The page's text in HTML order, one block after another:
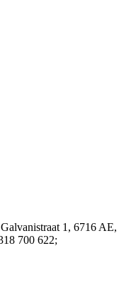
1 , 6716 AE,
700 622;